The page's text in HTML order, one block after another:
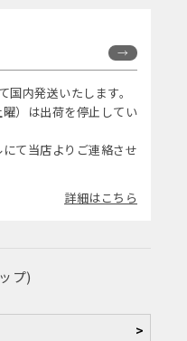
内発送いたします。
）は出荷を停止してい
て当店よりご連絡させ
詳細はこちら
プ)
>